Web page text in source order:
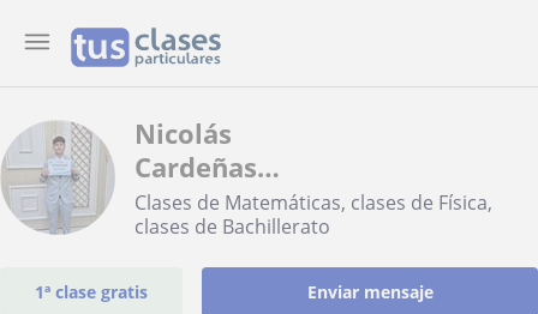
Nicolás
Cardeñas
Echevarría
Clases de Matemáticas, clases de Física,
clases de Bachillerato
1ª clase gratis Enviar mensaje